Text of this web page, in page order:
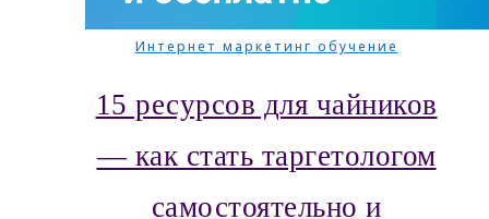
Интернет маркетинг обучение
15 ресурсов для чайников
— как стать таргетологом
самостоятельно и